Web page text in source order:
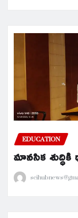
EDUCATION
మానసిక